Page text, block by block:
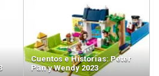
Cuentos e Historias: Peter
Pan y Wendy 2023